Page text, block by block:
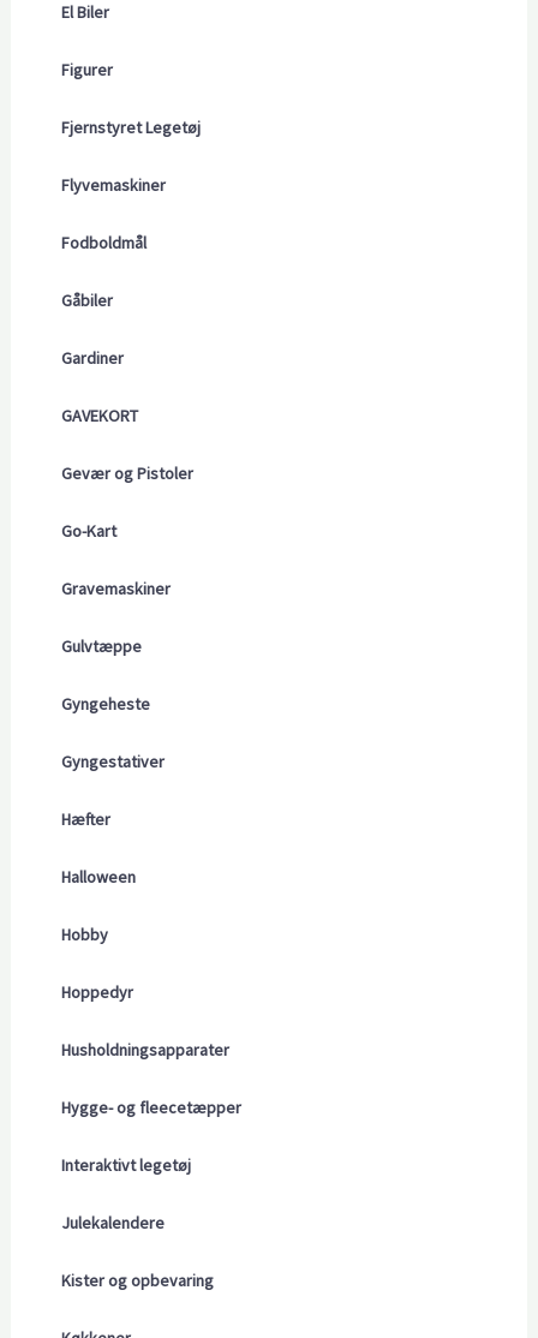
El Biler
Figurer
Fjernstyret Legetøj
Flyvemaskiner
Fodboldmål
Gåbiler
Gardiner
GAVEKORT
Gevær og Pistoler
Go-Kart
Gravemaskiner
Gulvtæppe
Gyngeheste
Gyngestativer
Hæfter
Halloween
Hobby
Hoppedyr
Husholdningsapparater
Hygge- og fleecetæpper
Interaktivt legetøj
Julekalendere
Kister og opbevaring